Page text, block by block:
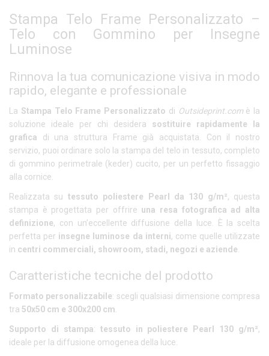
Stampa Telo Frame Personalizzato –
Telo con Gommino per Insegne
Luminose
Rinnova la tua comunicazione visiva in modo
rapido, elegante e professionale
La Stampa Telo Frame Personalizzato di Outsideprint.comè la
soluzione ideale per chi desidera sostituire rapidamente la
grafica di una struttura Frame già acquistata. Con il nostro
servizio, puoi ordinare solo la stampa del telo in tessuto, completo
di gommino perimetrale (keder) cucito, per un perfetto fissaggio
alla cornice.
Realizzata su tessuto poliestere Pearl da 130 g/m², questa
stampa è progettata per offrire una resa fotografica ad alta
definizione, con un’eccellente diffusione della luce. È la scelta
perfetta per insegne luminose da interni, come quelle utilizzate
in centri commerciali, showroom, stadi, negozi e aziende
Caratteristiche tecniche del prodotto
Formato personalizzabile: scegli qualsiasi dimensione compresa
tra 50x50 cm e 300x200 cm
Supporto di stampa: tessuto in poliestere Pearl 130 g/m²,
ideale per la diffusione omogenea della luce.